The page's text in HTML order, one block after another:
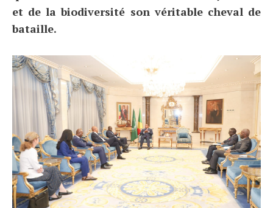
et de la biodiversité son véritable cheval de
bataille.